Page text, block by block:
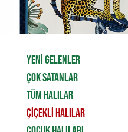
YENİ GELENLER
ÇOK SATANLAR
TÜM HALILAR
ÇİÇEKLİ HALILAR